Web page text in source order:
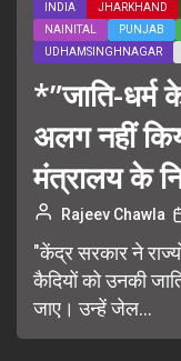
INDIA
JHARKHAND
NAINITAL
PUNJAB
UDHAMSINGHNAGAR
*”जाति-धर्म
अलग नहीं
मंत्रालय के
Rajeev Chawla
"केंद्र सरकार ने
कैदियों को उनकी
जाए। उन्हें जेल...